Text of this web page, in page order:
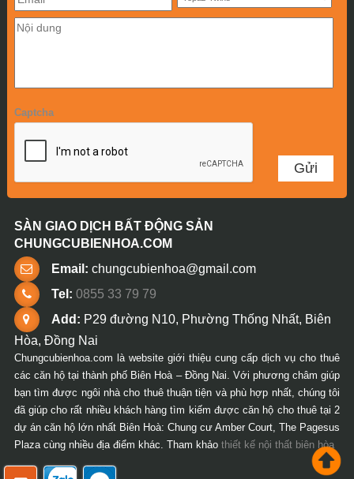
Captcha
SÀN GIAO DỊCH BẤT ĐỘNG SẢN
CHUNGCUBIENHOA.COM
Email: chungcubienhoa@gmail.com
Tel: 0855 33 79 79
Add: P29 đường N10, Phường Thống Nhất, Biên
Hòa, Đồng Nai
Chungcubienhoa.com là website giới thiệu cung cấp dịch vụ cho thuê
các căn hộ tại thành phố Biên Hoà – Đồng Nai. Với phương châm giúp
bạn tìm được ngôi nhà cho thuê thuận tiện và phù hợp nhất, chúng tôi
đã giúp cho rất nhiều khách hàng tìm kiếm được căn hộ cho thuê tại 2
dự án căn hộ lớn nhất Biên Hoà: Chung cư Amber Court, The Pagesus
Plaza cùng nhiều địa điểm khác. Tham khảo thiết kế nội thất biên hòa